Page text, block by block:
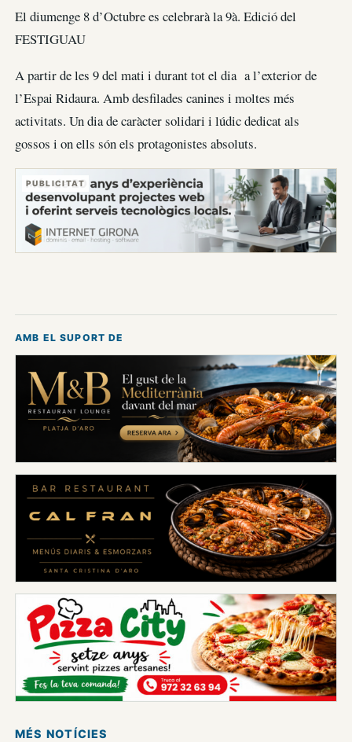
El diumenge 8 d’Octubre es celebrarà la 9à. Edició del
FESTIGUAU
A partir de les 9 del mati i durant tot el dia a l’exterior de
l’Espai Ridaura. Amb desfilades canines i moltes més
activitats. Un dia de caràcter solidari i lúdic dedicat als
gossos i on ells són els protagonistes absoluts.
PUBLICITAT
AMB EL SUPORT DE
MÉS NOTÍCIES